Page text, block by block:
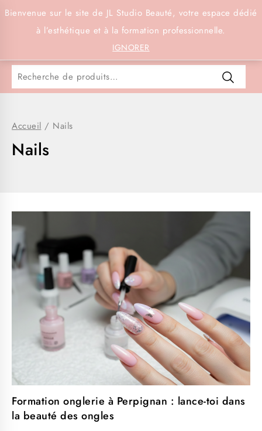
Bienvenue sur le site de JL Studio Beauté, votre espace dédié
à l’esthétique et à la formation professionnelle.
IGNORER
Connexion
Accueil / Nails
Nails
Formation onglerie à Perpignan : lance-toi dans
la beauté des ongles